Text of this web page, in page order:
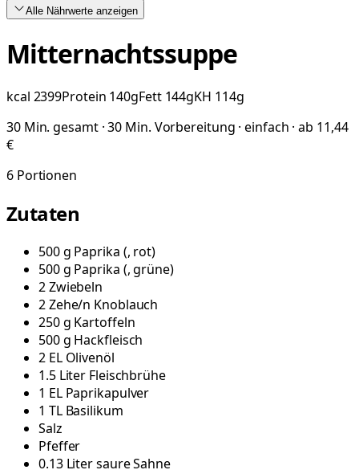
Alle Nährwerte anzeigen
Mitternachtssuppe
kcal 2399Protein 140gFett 144gKH 114g
30 Min. gesamt · 30 Min. Vorbereitung · einfach · ab 11,44
€
6 Portionen
Zutaten
500g Paprika (, rot)
500g Paprika (, grüne)
2Zwiebeln
2Zehe/n Knoblauch
250g Kartoffeln
500g Hackfleisch
2 EL Olivenöl
1.5 Liter Fleischbrühe
1 EL Paprikapulver
1 TL Basilikum
Salz
Pfeffer
0.13 Litersaure Sahne